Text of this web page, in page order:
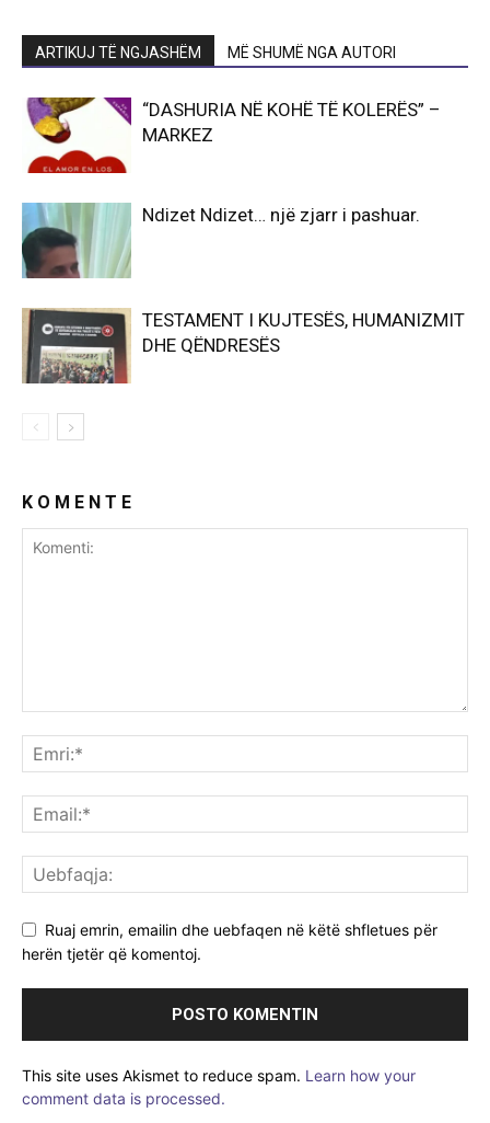
ARTIKUJ TË NGJASHËM MË SHUMË NGA AUTORI
“DASHURIA NË KOHË TË KOLERËS” –
MARKEZ
Ndizet Ndizet… një zjarr i pashuar.
TESTAMENT I KUJTESËS, HUMANIZMIT
DHE QËNDRESËS
K O M E N T E
Ruaj emrin, emailin dhe uebfaqen në këtë shfletues për
herën tjetër që komentoj.
This site uses Akismet to reduce spam. Learn how your
comment data is processed.